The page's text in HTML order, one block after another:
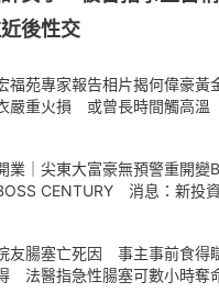
後性交
福苑專家報告相片揭何偉豪黃
嚴重火損 或曾長時間觸高溫
業｜尖東大富豪無預警重開變
CENTURY 消息：新投
友腸塞亡死因 事主事前食得
法醫指急性腸塞可數小時奪